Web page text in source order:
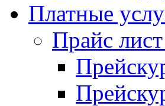
Платные
Прайс